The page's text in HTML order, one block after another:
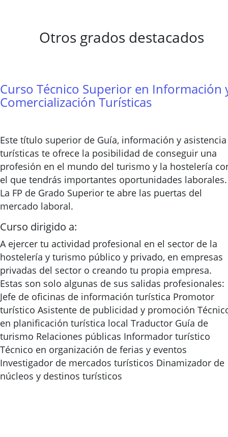
Otros grados destacados
Curso Técnico Superior en Información
Comercialización Turísticas
Este título superior de Guía, información y asistencia
turísticas te ofrece la posibilidad de conseguir una
profesión en el mundo del turismo y la hostelería
el que tendrás importantes oportunidades laborales.
La FP de Grado Superior te abre las puertas del
mercado laboral.
Curso dirigido a:
A ejercer tu actividad profesional en el sector de la
hostelería y turismo público y privado, en empresas
privadas del sector o creando tu propia empresa.
Estas son solo algunas de sus salidas profesionales:
Jefe de oficinas de información turística Promotor
turístico Asistente de publicidad y promoción
en planificación turística local Traductor Guía de
turismo Relaciones públicas Informador turístico
Técnico en organización de ferias y eventos
Investigador de mercados turísticos Dinamizador de
núcleos y destinos turísticos